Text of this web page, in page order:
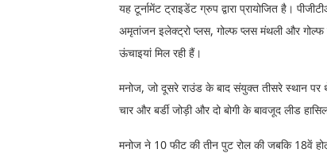
यह टूर्नामेंट ट्राइडेंट ग्रुप द्वारा प्रायोजित है।
अमृतांजन इलेक्ट्रो प्लस, गोल्फ प्लस मंथली और गोल्फ
ऊंचाइयां मिल रही हैं।
मनोज, जो दूसरे राउंड के बाद संयुक्त तीसरे स्थान पर
चार और बर्डी जोड़ी और दो बोगी के बावजूद लीड
मनोज ने 10 फीट की तीन पुट रोल की जबकि 18वें